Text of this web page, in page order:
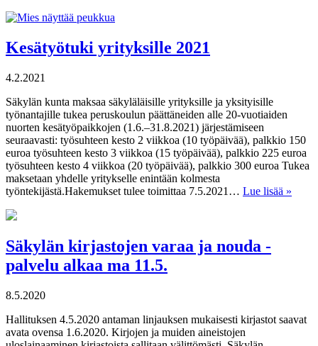
Kesätyötuki yrityksille 2021
4.2.2021
Säkylän kunta maksaa säkyläläisille yrityksille ja yksityisille
työnantajille tukea peruskoulun päättäneiden alle 20-vuotiaiden
nuorten kesätyöpaikkojen (1.6.–31.8.2021) järjestämiseen
seuraavasti: työsuhteen kesto 2 viikkoa (10 työpäivää), palkkio 150
euroa työsuhteen kesto 3 viikkoa (15 työpäivää), palkkio 225 euroa
työsuhteen kesto 4 viikkoa (20 työpäivää), palkkio 300 euroa Tukea
maksetaan yhdelle yritykselle enintään kolmesta
työntekijästä.Hakemukset tulee toimittaa 7.5.2021… Lue lisää »
Säkylän kirjastojen varaa ja nouda -
palvelu alkaa ma 11.5.
8.5.2020
Hallituksen 4.5.2020 antaman linjauksen mukaisesti kirjastot saavat
avata ovensa 1.6.2020. Kirjojen ja muiden aineistojen